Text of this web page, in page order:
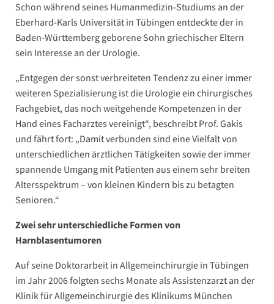
Schon während seines Humanmedizin-Studiums an der
Eberhard-Karls Universität in Tübingen entdeckte der in
Baden-Württemberg geborene Sohn griechischer Eltern
sein Interesse an der Urologie.
„Entgegen der sonst verbreiteten Tendenz zu einer immer
weiteren Spezialisierung ist die Urologie ein chirurgisches
Fachgebiet, das noch weitgehende Kompetenzen in der
Hand eines Facharztes vereinigt“, beschreibt Prof. Gakis
und fährt fort: „Damit verbunden sind eine Vielfalt von
unterschiedlichen ärztlichen Tätigkeiten sowie der immer
spannende Umgang mit Patienten aus einem sehr breiten
Altersspektrum – von kleinen Kindern bis zu betagten
Senioren.“
Zwei sehr unterschiedliche Formen von
Harnblasentumoren
Auf seine Doktorarbeit in Allgemeinchirurgie in Tübingen
im Jahr 2006 folgten sechs Monate als Assistenzarzt an der
Klinik für Allgemeinchirurgie des Klinikums München